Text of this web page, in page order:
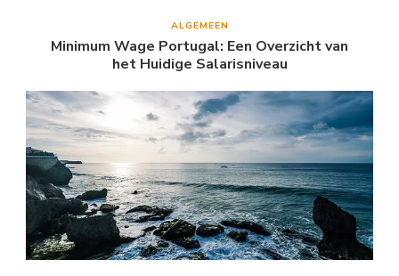
ALGEMEEN
Minimum Wage Portugal: Een Overzicht van
het Huidige Salarisniveau